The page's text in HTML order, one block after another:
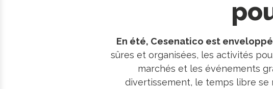
En été, Cesenatico est
sûres et organisées, les activités
marchés et les événements
divertissement, le temps libre